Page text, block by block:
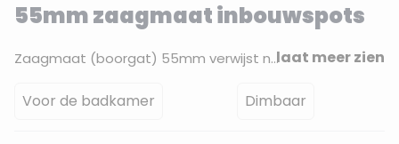
55mm zaagmaat inbouwspots
Zaagmaat (boorgat) 55mm verwijst naar een ronde uitsparing met eenlaat meer zien
Voor de badkamer Dimbaar